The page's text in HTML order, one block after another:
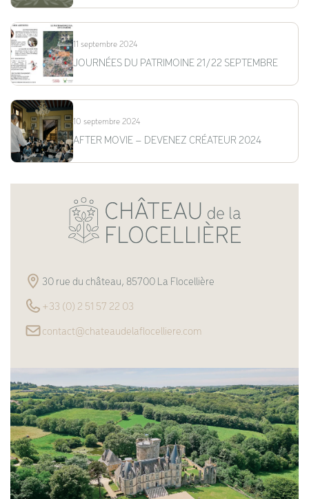
11 septembre 2024
JOURNÉES DU PATRIMOINE 21/22 SEPTEMBRE
10 septembre 2024
AFTER MOVIE – DEVENEZ CRÉATEUR 2024
30 rue du château, 85700 La Flocellière
+33 (0) 2 51 57 22 03
contact@chateaudelaflocelliere.com